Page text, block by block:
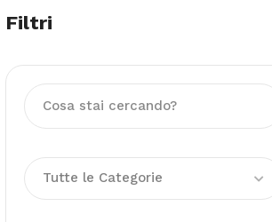
Filtri
Tutte le Categorie